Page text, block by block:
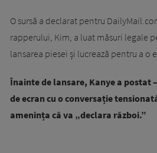
O sursă a declarat pentru
rapperului, Kim, a luat măsuri legale
lansarea piesei și lucrează pentru a o
Înainte de lansare, Kanye a postat
de ecran cu o conversație
amenința că va „declara război.”